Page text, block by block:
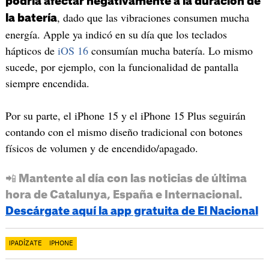
la batería, dado que las vibraciones consumen mucha
energía. Apple ya indicó en su día que los teclados
hápticos de iOS 16consumían mucha batería. Lo mismo
sucede, por ejemplo, con la funcionalidad de pantalla
siempre encendida.
Por su parte, el iPhone 15 y el iPhone 15 Plus seguirán
contando con el mismo diseño tradicional con botones
físicos de volumen y de encendido/apagado.
📲 Mantente al día con las noticias de última
hora de Catalunya, España e Internacional.
Descárgate aquí la app gratuita de El Nacional
IPADÍZATE IPHONE